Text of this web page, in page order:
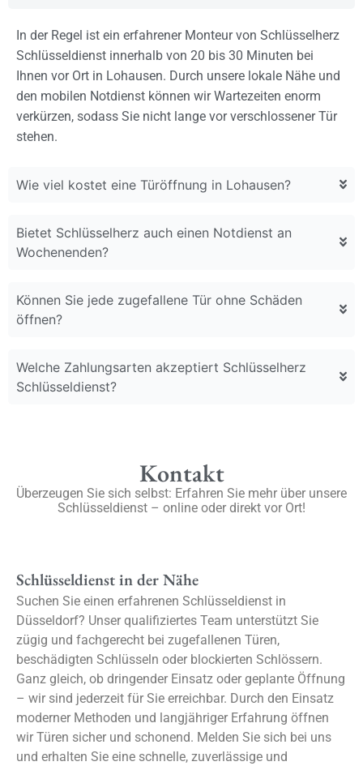
In der Regel ist ein erfahrener Monteur von Schlüsselherz
Schlüsseldienst innerhalb von 20 bis 30 Minuten bei
Ihnen vor Ort in Lohausen. Durch unsere lokale Nähe und
den mobilen Notdienst können wir Wartezeiten enorm
verkürzen, sodass Sie nicht lange vor verschlossener Tür
stehen.
Wie viel kostet eine Türöffnung in Lohausen?
Bietet Schlüsselherz auch einen Notdienst an
Wochenenden?
Können Sie jede zugefallene Tür ohne Schäden
öffnen?
Welche Zahlungsarten akzeptiert Schlüsselherz
Schlüsseldienst?
Kontakt
Überzeugen Sie sich selbst: Erfahren Sie mehr über unsere
Schlüsseldienst – online oder direkt vor Ort!
Schlüsseldienst in der Nähe
Suchen Sie einen erfahrenen Schlüsseldienst in
Düsseldorf? Unser qualifiziertes Team unterstützt Sie
zügig und fachgerecht bei zugefallenen Türen,
beschädigten Schlüsseln oder blockierten Schlössern.
Ganz gleich, ob dringender Einsatz oder geplante Öffnung
– wir sind jederzeit für Sie erreichbar. Durch den Einsatz
moderner Methoden und langjähriger Erfahrung öffnen
wir Türen sicher und schonend. Melden Sie sich bei uns
und erhalten Sie eine schnelle, zuverlässige und